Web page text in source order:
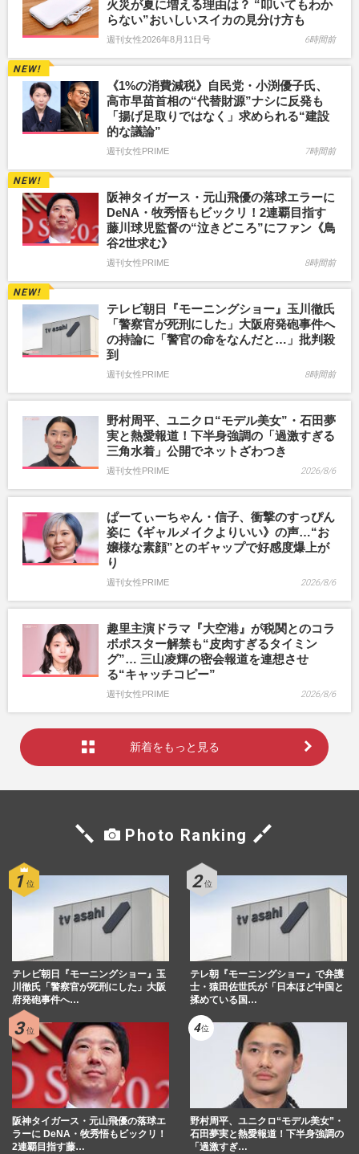
火災が夏に増える理由は？ “叩いてもわか
らない”おいしいスイカの見分け方も
週刊女性2026年8月11日号 6時間前
《1%の消費減税》自民党・小渕優子氏、
高市早苗首相の“代替財源”ナシに反発も
「揚げ足取りではなく」求められる“建設
的な議論”
週刊女性PRIME 7時間前
阪神タイガース・元山飛優の落球エラーに
DeNA・牧秀悟もビックリ！2連覇目指す
藤川球児監督の“泣きどころ”にファン《鳥
谷2世求む》
週刊女性PRIME 8時間前
テレビ朝日『モーニングショー』玉川徹氏
「警察官が死刑にした」大阪府発砲事件へ
の持論に「警官の命をなんだと…」批判殺
到
週刊女性PRIME 8時間前
野村周平、ユニクロ“モデル美女”・石田夢
実と熱愛報道！下半身強調の「過激すぎる
三角水着」公開でネットざわつき
週刊女性PRIME 2026/8/6
ぱーてぃーちゃん・信子、衝撃のすっぴん
姿に《ギャルメイクよりいい》の声…“お
嬢様な素顔”とのギャップで好感度爆上が
り
週刊女性PRIME 2026/8/6
趣里主演ドラマ『大空港』が税関とのコラ
ボポスター解禁も“皮肉すぎるタイミン
グ”… 三山凌輝の密会報道を連想させ
る“キャッチコピー”
週刊女性PRIME 2026/8/6
新着をもっと見る
Photo Ranking
テレビ朝日『モーニングショー』玉
川徹氏「警察官が死刑にした」大阪
府発砲事件へ…
テレ朝『モーニングショー』で弁護
士・猿田佐世氏が「日本ほど中国と
揉めている国…
阪神タイガース・元山飛優の落球エ
ラーに DeNA・牧秀悟もビックリ！
2連覇目指す藤…
野村周平、ユニクロ“モデル美女”・
石田夢実と熱愛報道！下半身強調の
「過激すぎ…